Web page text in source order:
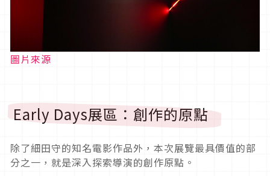
圖片來源
Early Days展區：創作的原點
除了細田守的知名電影作品外，本次展覽最具價值的部
分之一，就是深入探索導演的創作原點。